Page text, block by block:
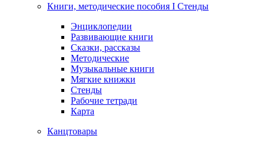
Книги, методические пособия I Стенды
Энциклопедии
Развивающие книги
Сказки, рассказы
Методические
Музыкальные книги
Мягкие книжки
Стенды
Рабочие тетради
Карта
Канцтовары